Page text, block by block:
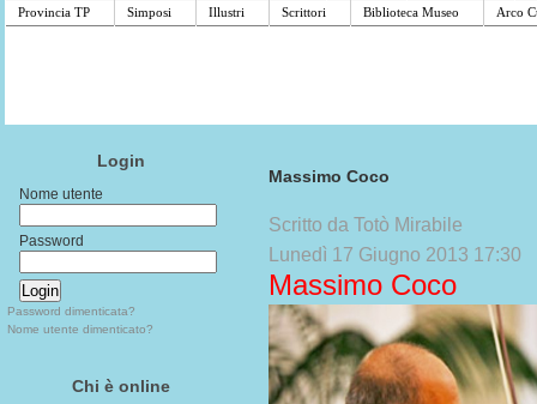
Provincia TP
Simposi Illustri Scrittori Biblioteca Museo Arco
Login
Nome utente
Password
Password dimenticata?
Nome utente dimenticato?
Chi è online
Massimo Coco
Scritto da Totò Mirabile
Lunedì 17 Giugno 2013 17:30
Massimo Coco